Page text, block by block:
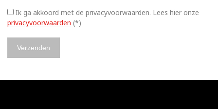
Ik ga akkoord met de privacyvoorwaarden. Lees hier onze
privacyvoorwaarden (*)